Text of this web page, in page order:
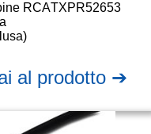
RCATXPR52653
al prodotto ➔